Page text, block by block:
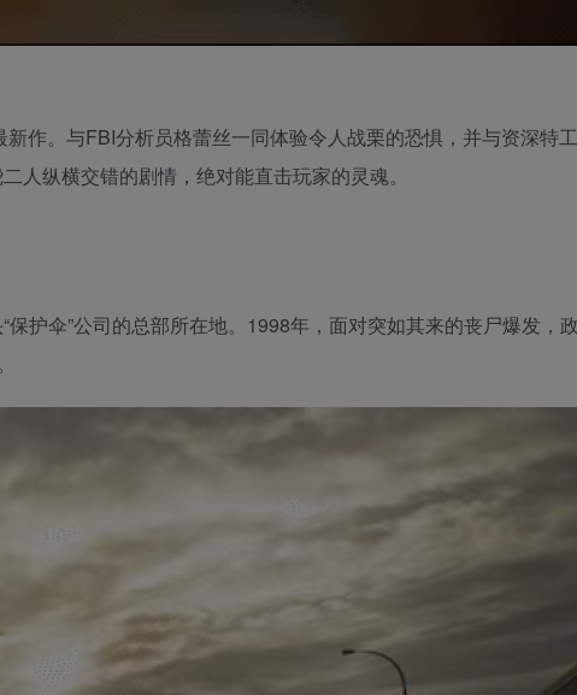
作。与FBI分析员格蕾丝一同体验令人战栗的恐惧，并与资深特
人纵横交错的剧情，绝对能直击玩家的灵魂。
护伞”公司的总部所在地。1998年，面对突如其来的丧尸爆发，